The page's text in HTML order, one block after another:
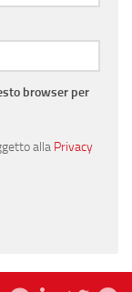
browser per
alla Privacy